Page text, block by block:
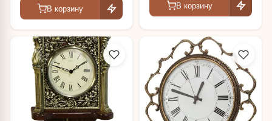
В корзину В корзину